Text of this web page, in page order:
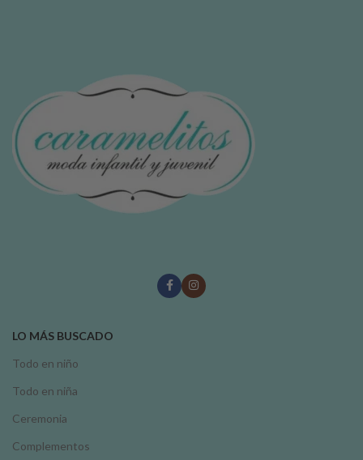
LO MÁS BUSCADO
Todo en niño
Todo en niña
Ceremonia
Complementos